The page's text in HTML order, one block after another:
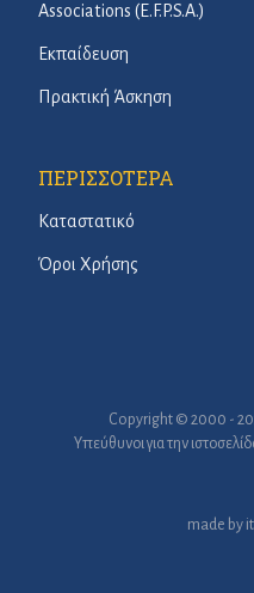
Associations (E.F.P.S.A.)
Εκπαίδευση
Πρακτική Άσκηση
ΠΕΡΙΣΣΟΤΕΡΑ
Καταστατικό
Όροι Χρήσης
Copyright © 2000 -
Υπεύθυνοι για την
made by